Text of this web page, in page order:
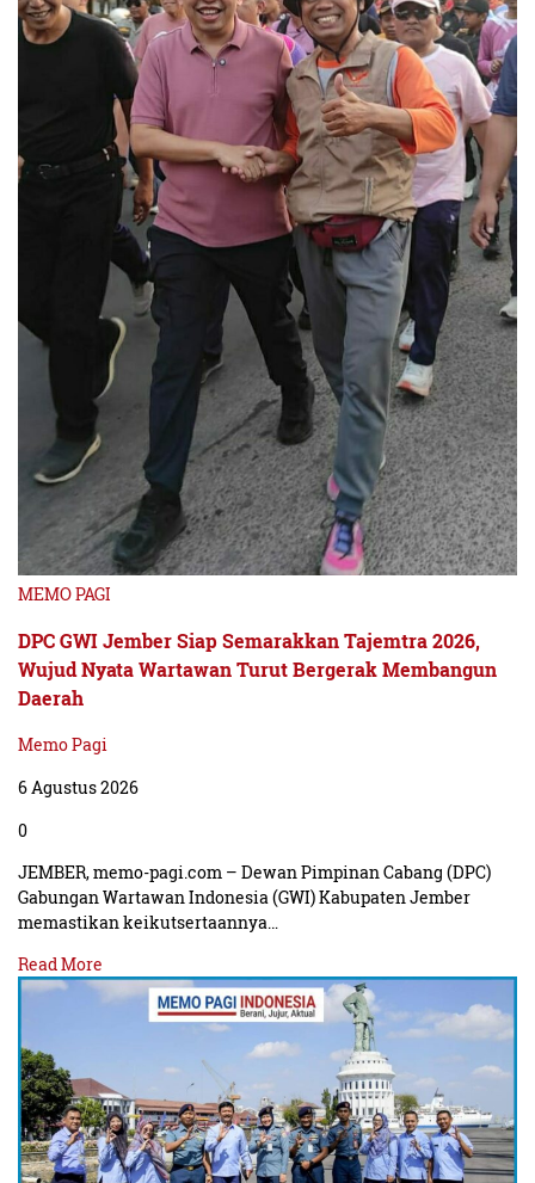
MEMO PAGI
DPC GWI Jember Siap Semarakkan Tajemtra 2026,
Wujud Nyata Wartawan Turut Bergerak Membangun
Daerah
Memo Pagi
6 Agustus 2026
0
JEMBER, memo-pagi.com – Dewan Pimpinan Cabang (DPC)
Gabungan Wartawan Indonesia (GWI) Kabupaten Jember
memastikan keikutsertaannya…
Read More